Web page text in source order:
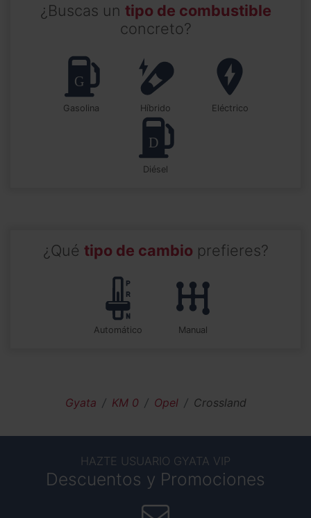
¿Buscas un tipo de combustible
concreto?
Gasolina Híbrido Eléctrico
Diésel
¿Qué tipo de cambio prefieres?
automático manual
Gyata KM 0 Opel Crossland
HAZTE USUARIO GYATA VIP
Descuentos y Promociones